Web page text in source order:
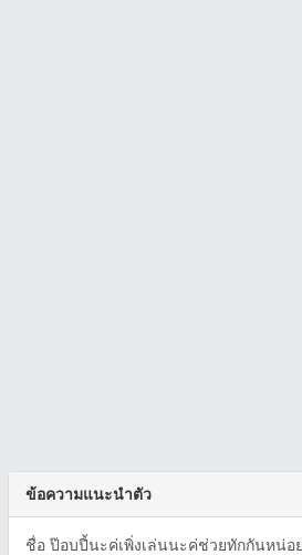
ข้อความแนะนำตัว
ชื่อ ป๊อบปี้นะค่เพิ่งเล่นนะค่ช่วยทักกันหน่อ